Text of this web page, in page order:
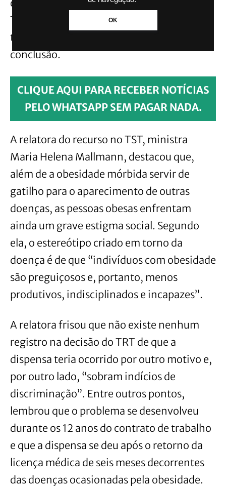
OK
da 2ª região confirmou a sentença. Para o
TRT, a condição de saúde e o peso do
trabalhador, por si só, não levavam a essa
conclusão.
CLIQUE AQUI PARA RECEBER NOTÍCIAS
PELO WHATSAPP SEM PAGAR NADA.
A relatora do recurso no TST, ministra
Maria Helena Mallmann, destacou que,
além de a obesidade mórbida servir de
gatilho para o aparecimento de outras
doenças, as pessoas obesas enfrentam
ainda um grave estigma social. Segundo
ela, o estereótipo criado em torno da
doença é de que “indivíduos com obesidade
são preguiçosos e, portanto, menos
produtivos, indisciplinados e incapazes”.
A relatora frisou que não existe nenhum
registro na decisão do TRT de que a
dispensa teria ocorrido por outro motivo e,
por outro lado, “sobram indícios de
discriminação”. Entre outros pontos,
lembrou que o problema se desenvolveu
durante os 12 anos do contrato de trabalho
e que a dispensa se deu após o retorno da
licença médica de seis meses decorrentes
das doenças ocasionadas pela obesidade.